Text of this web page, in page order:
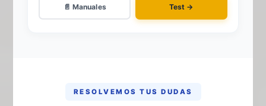
📄 Manuales Test →
RESOLVEMOS TUS DUDAS